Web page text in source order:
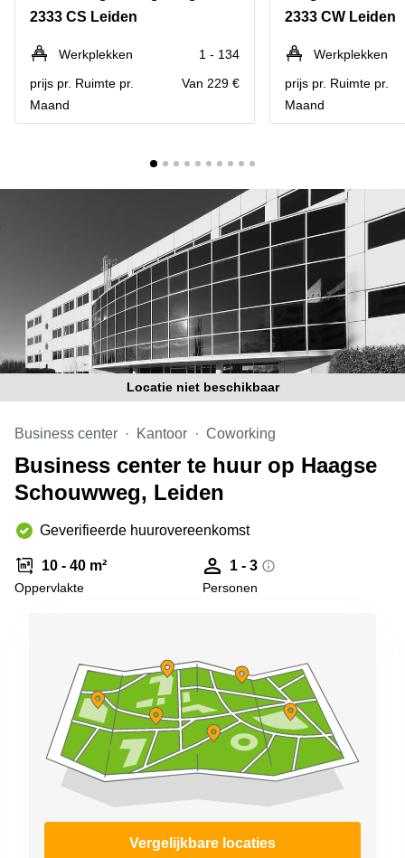
Hengelo
Hilversum
Hoofddorp
Deventer
Westpoort
Reeuwijk
Business
Arnhem
Haag
Coworking
space
Breda
Coworking
in Arnhem
Coworking
Hilversum
Coworking
space
Zwolle
Kantoor
Hengelo
Bedrijfsruimte
Huren in
Nijmegen
2333 CS Leiden
Werkplekken
1 - 134
prijs pr. Ruimte pr.
Maand
Van 229 €
2333 CW Leiden
Werkplekken
prijs pr. Ruimte pr.
Maand
Locatie niet beschikbaar
Business center Kantoor Coworking
Business center te huur op Haagse
Schouwweg, Leiden
Geverifieerde huurovereenkomst
10 - 40 m²
Oppervlakte
1 - 3
Personen
Vergelijkbare locaties